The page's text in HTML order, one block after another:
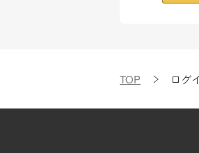
TOP ログ